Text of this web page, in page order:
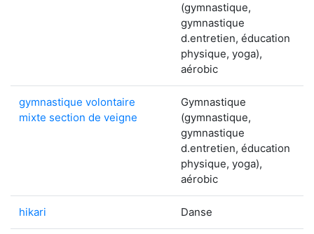
(gymnastique,
gymnastique
d.entretien, éducation
physique, yoga),
aérobic
gymnastique volontaire
mixte section de veigne
Gymnastique
(gymnastique,
gymnastique
d.entretien, éducation
physique, yoga),
aérobic
hikari Danse